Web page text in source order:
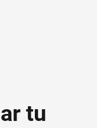
tu